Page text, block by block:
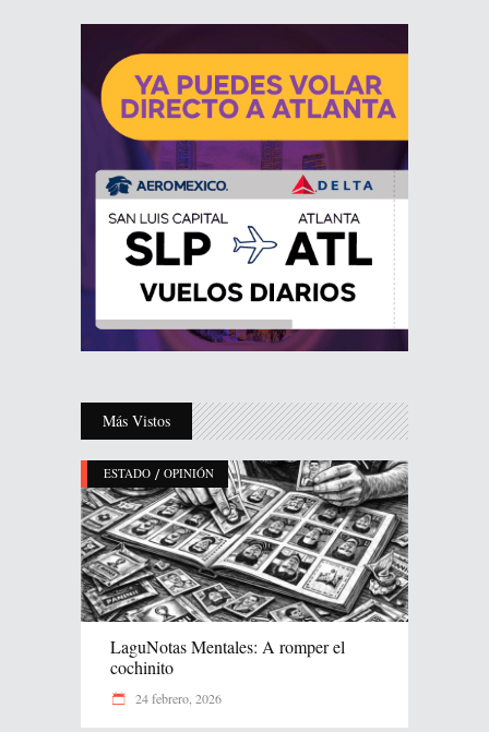
Más Vistos
ESTADO / OPINIÓN
LaguNotas Mentales: A romper el
cochinito
24 febrero, 2026